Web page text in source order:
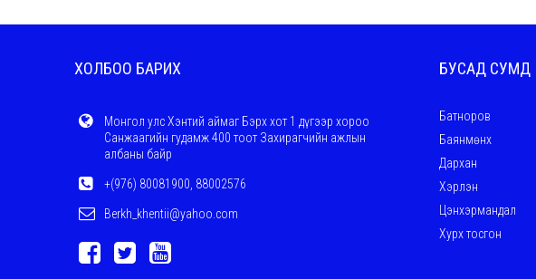
ХОЛБОО БАРИХ
Монгол улс Хэнтий аймаг Бэрх хот 1 дүгээр хороо
Санжаагийн гудамж 400 тоот Захирагчийн ажлын
албаны байр
+(976) 80081900, 88002576
Berkh_khentii@yahoo.com
БУСАД СУМД
Батноров
Баянмөнх
Дархан
Хэрлэн
Цэнхэрмандал
Хурх тосгон